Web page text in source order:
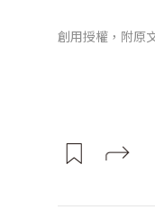
創用授權，附原